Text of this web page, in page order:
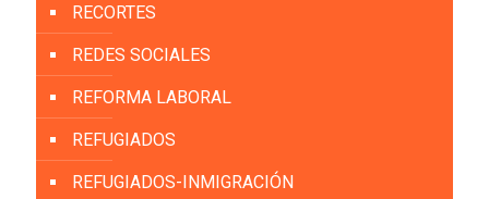
RECORTES
REDES SOCIALES
REFORMA LABORAL
REFUGIADOS
REFUGIADOS-INMIGRACIÓN